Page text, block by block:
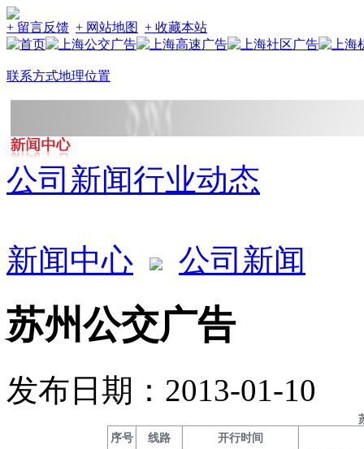
+ 留言反馈 + 网站地图 + 收藏本站
联系方式地理位置
公司新闻行业动态
新闻中心 公司新闻
苏州公交广告
发布日期：2013-01-10
序号
线路 开行时间